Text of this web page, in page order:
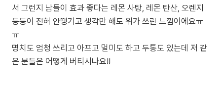
서 그런지 남들이 효과 좋다는 레몬 사탕, 레몬 탄산, 오렌지
등등이 전혀 안땡기고 생각만 해도 위가 쓰린 느낌이에요ㅠ
ㅠ
명치도 엄청 쓰리고 아프고 멀미도 하고 두통도 있는데 저 같
은 분들은 어떻게 버티시나요!!